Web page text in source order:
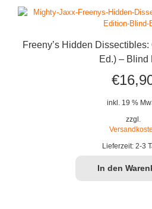
Freeny’s Hidden
Ed.) – Blind
€
inkl. 19 %
zzgl.
Lieferzeit: 2-3
In den